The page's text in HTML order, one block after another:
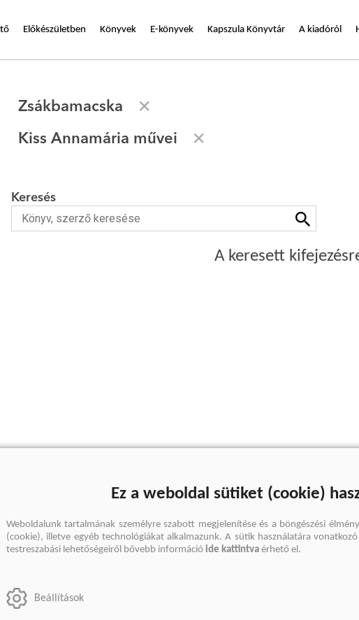
Előkészületben Könyvek E-könyvek Kapszula Könyvtár A kiadóról
Zsákbamacska
Kiss Annamária művei
Keresés
A keresett
Ez a weboldal sütiket (cookie)
Weboldalunk tartalmának személyre szabott megjelenítése és a böngészési
(cookie), illetve egyéb technológiákat alkalmazunk. A sütik használatára
testreszabási lehetőségeiről bővebb információ ide kattintva érhető el.
Beállítások